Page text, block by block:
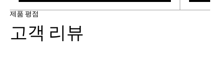
제품 평점
고객 리뷰